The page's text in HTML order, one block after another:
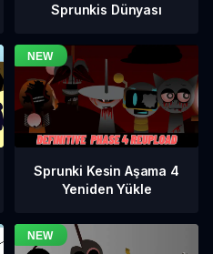
Sprunkis Dünyası
Sprunki Kesin Aşama 4
Yeniden Yükle